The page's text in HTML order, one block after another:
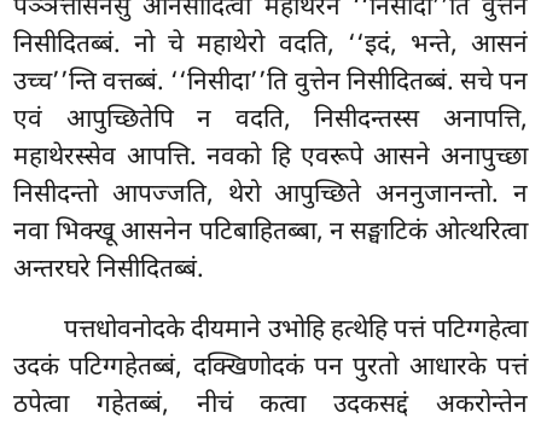
पञ्ञत्तासनेसु अनिसीदित्वा महाथेरेन ‘‘निसीदा’’ति वुत्तेन
निसीदितब्बं. नो चे महाथेरो वदति, ‘‘इदं, भन्ते, आसनं
उच्च’’न्ति वत्तब्बं. ‘‘निसीदा’’ति वुत्तेन निसीदितब्बं. सचे पन
एवं आपुच्छितेपि न वदति, निसीदन्तस्स अनापत्ति,
महाथेरस्सेव आपत्ति. नवको हि एवरूपे आसने अनापुच्छा
निसीदन्तो आपज्जति, थेरो आपुच्छिते अननुजानन्तो. न
नवा भिक्खू आसनेन पटिबाहितब्बा, न सङ्घाटिकं ओत्थरित्वा
अन्तरघरे निसीदितब्बं.
पत्तधोवनोदके दीयमाने उभोहि हत्थेहि पत्तं पटिग्गहेत्वा
उदकं पटिग्गहेतब्बं, दक्खिणोदकं पन पुरतो आधारके पत्तं
ठपेत्वा गहेतब्बं, नीचं कत्वा उदकसद्दं अकरोन्तेन